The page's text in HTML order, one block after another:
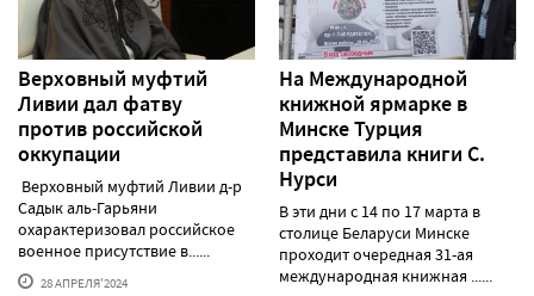
Верховный муфтий
Ливии дал фатву
против российской
оккупации
Верховный муфтий Ливии д-р
Садык аль-Гарьяни
охарактеризовал российское
военное присутствие в......
28 АПРЕЛЯ'2024
На Международной
книжной ярмарке в
Минске Турция
представила книги С.
Нурси
В эти дни с 14 по 17 марта в
столице Беларуси Минске
проходит очередная 31-ая
международная книжная ......